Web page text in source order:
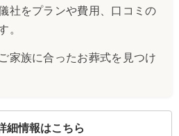
社をプランや費用、口コミの
家族に合ったお葬式を見つけ
細情報はこちら